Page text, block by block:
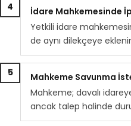
4
İdare Mahkemesinde
Yetkili idare
de aynı dilekçeye
5
Mahkeme Savunma
Mahkeme; davalı
ancak talep halinde